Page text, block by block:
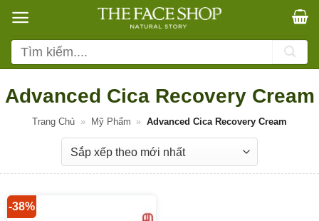
qua
nội
dung
Tìm
kiếm:
Advanced Cica Recovery Cream
Trang Chủ » Mỹ Phẩm » Advanced Cica Recovery Cream
-38%